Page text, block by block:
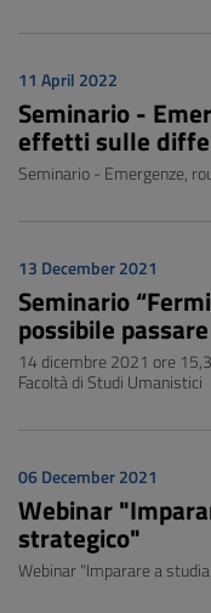
11 April 2022
Seminario -
effetti sulle
Seminario - Emergenze,
13 December 2021
Seminario
possibile
14 dicembre 2021 ore
Facoltà di Studi Umanistici
06 December 2021
Webinar
strategico"
Webinar "Imparare a